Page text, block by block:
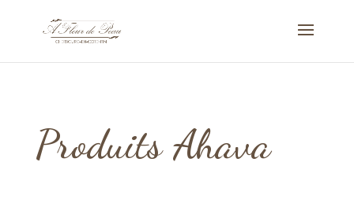
Produits Ahava